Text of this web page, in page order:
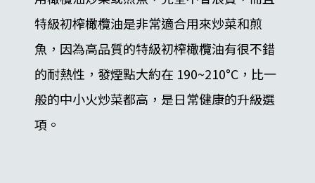
特級初榨橄欖油是非常適合用來炒菜和煎
魚，因為高品質的特級初榨橄欖油有很不錯
的耐熱性，發煙點大約在 190~210°C，比一
般的中小火炒菜都高，是日常健康的升級選
項。